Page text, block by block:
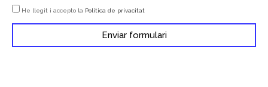
He llegit i accepto la Política de privacitat
Enviar formulari